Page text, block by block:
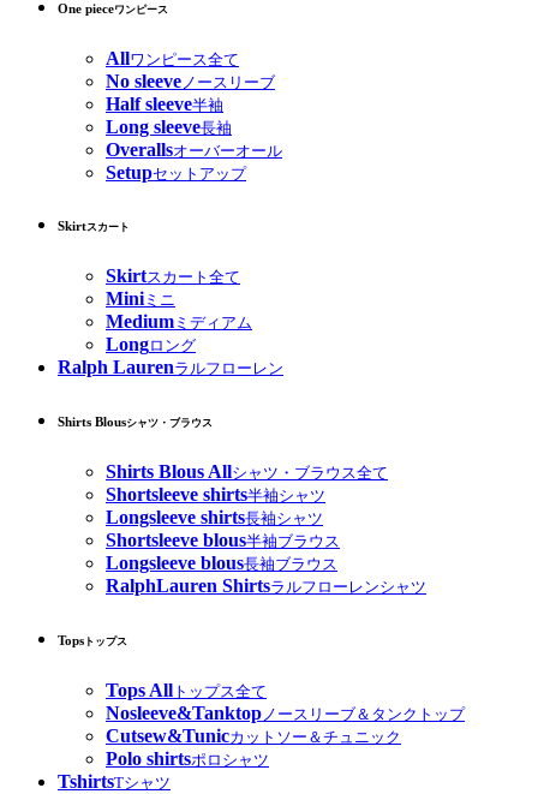
One pieceワンピース
Allワンピース全て
No sleeve ノースリーブ
Half sleeve半袖
Long sleeve長袖
Overallsオーバーオール
Setupセットアップ
Skirtスカート
Skirtスカート全て
Miniミニ
Medium ミディアム
Longロング
Ralph Laurenラルフローレン
Shirts Blousシャツ・ブラウス
Shirts Blous Allシャツ・ブラウス全て
Shortsleeve shirts半袖シャツ
Longsleeve shirts長袖シャツ
Shortsleeve blous半袖ブラウス
Longsleeve blous長袖ブラウス
RalphLauren Shirtsラルフローレンシャツ
Tops トップス
Tops All トップス全て
Nosleeve&Tanktopノースリーブ＆タンクトップ
Cutsew&Tunicカットソー＆チュニック
Polo shirtsポロシャツ
TshirtsTシャツ